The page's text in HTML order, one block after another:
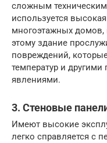
сложным
используется
многоэтажных домов,
этому здание
повреждений,
температур и
явлениями.
3. Стеновые
Имеют высокие
легко справляется с